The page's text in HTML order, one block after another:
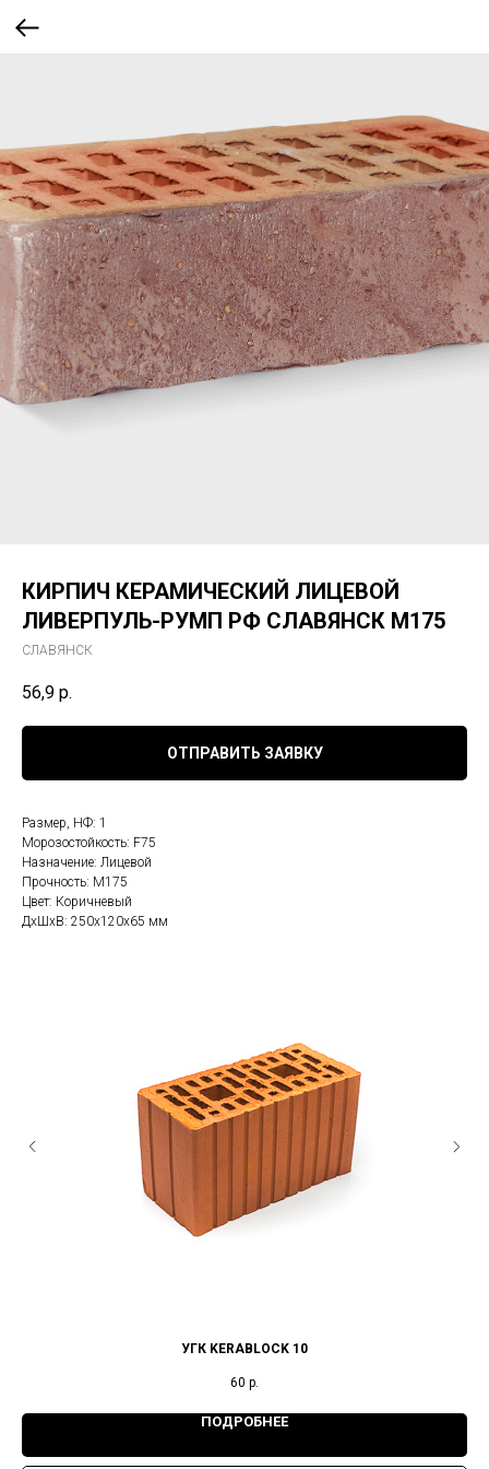
КИРПИЧ КЕРАМИЧЕСКИЙ ЛИЦЕВОЙ
ЛИВЕРПУЛЬ-РУМП РФ СЛАВЯНСК М175
СЛАВЯНСК
56,9 р.
ОТПРАВИТЬ ЗАЯВКУ
Размер, НФ: 1
Морозостойкость: F75
Назначение: Лицевой
Прочность: М175
Цвет: Коричневый
ДxШxВ: 250x120x65 мм
УГК KERABLOCK 10
60 р.
ПОДРОБНЕЕ